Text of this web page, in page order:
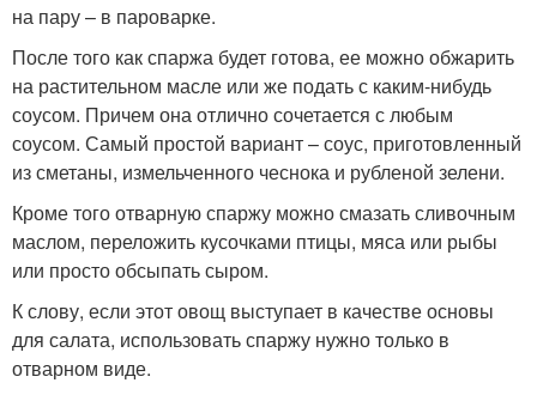
на пару – в пароварке.
После того как спаржа будет готова, ее можно обжарить
на растительном масле или же подать с каким-нибудь
соусом. Причем она отлично сочетается с любым
соусом. Самый простой вариант – соус, приготовленный
из сметаны, измельченного чеснока и рубленой зелени.
Кроме того отварную спаржу можно смазать сливочным
маслом, переложить кусочками птицы, мяса или рыбы
или просто обсыпать сыром.
К слову, если этот овощ выступает в качестве основы
для салата, использовать спаржу нужно только в
отварном виде.